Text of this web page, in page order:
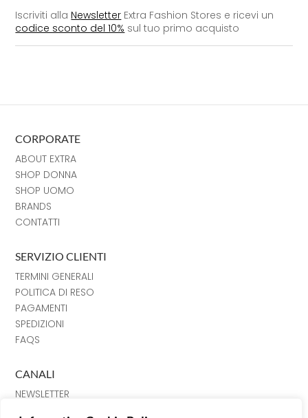
Iscriviti alla Newsletter Extra Fashion Stores e ricevi un
codice sconto del 10% sul tuo primo acquisto
CORPORATE
ABOUT EXTRA
SHOP DONNA
SHOP UOMO
BRANDS
CONTATTI
SERVIZIO CLIENTI
TERMINI GENERALI
POLITICA DI RESO
PAGAMENTI
SPEDIZIONI
FAQS
CANALI
NEWSLETTER